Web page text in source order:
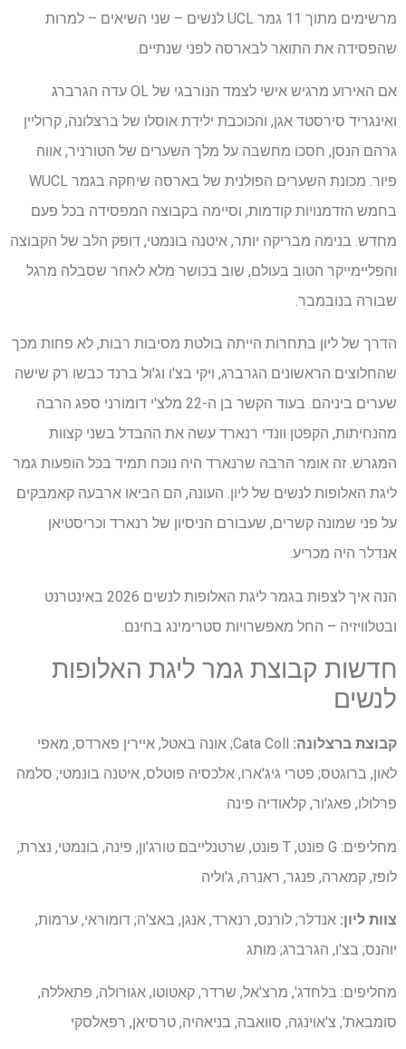
מרשימים מתוך 11 גמר UCL לנשים – שני השיאים – למרות
שהפסידה את התואר לבארסה לפני שנתיים.
אם האירוע מרגיש אישי לצמד הנורבגי של OL עדה הגרברג
ואינגריד סירסטד אגן, והכוכבת ילידת אוסלו של ברצלונה, קרוליין
גרהם הנסן, חסכו מחשבה על מלך השערים של הטורניר, אווה
פיור. מכונת השערים הפולנית של בארסה שיחקה בגמר WUCL
בחמש הזדמנויות קודמות, וסיימה בקבוצה המפסידה בכל פעם
מחדש. בנימה מבריקה יותר, איטנה בונמטי, דופק הלב של הקבוצה
והפליימייקר הטוב בעולם, שוב בכושר מלא לאחר שסבלה מרגל
שבורה בנובמבר.
הדרך של ליון בתחרות הייתה בולטת מסיבות רבות, לא פחות מכך
שהחלוצים הראשונים הגרברג, ויקי בצ'ו וג'ול ברנד כבשו רק שישה
שערים ביניהם. בעוד הקשר בן ה-22 מלצ'י דומורני ספג הרבה
מהנחיתות, הקפטן וונדי רנארד עשה את ההבדל בשני קצוות
המגרש. זה אומר הרבה שרנארד היה נוכח תמיד בכל הופעות גמר
ליגת האלופות לנשים של ליון. העונה, הם הביאו ארבעה קאמבקים
על פני שמונה קשרים, שעבורם הניסיון של רנארד וכריסטיאן
אנדלר היה מכריע.
הנה איך לצפות בגמר ליגת האלופות לנשים 2026 באינטרנט
ובטלוויזיה – החל מאפשרויות סטרימינג בחינם.
חדשות קבוצת גמר ליגת האלופות
לנשים
קבוצת ברצלונה:
Cata Coll; אונה באטל, איירין פארדס, מאפי
לאון, ברוגטס; פטרי גיג'ארו, אלכסיה פוטלס, איטנה בונמטי; סלמה
פרלולו, פאג'ור, קלאודיה פינה
מחליפים: G פונט, T פונט, שרטנלייבם טורג'ון, פינה, בונמטי, נצרת,
לופז, קמארה, פנגר, ראנרה, ג'וליה
צוות ליון: אנדלר; לורנס, רנארד, אנגן, באצ'ה; דומוראי, ערמות,
יוהנס; בצ'ו, הגרברג; מותג
מחליפים: בלחדג', מרצ'אל, ​​שרדר, קאטוטו, אגורולה, פתאללה,
סומבאת', צ'אוינגה, סוואבה, בניאהיה, טרסיאן, רפאלסקי